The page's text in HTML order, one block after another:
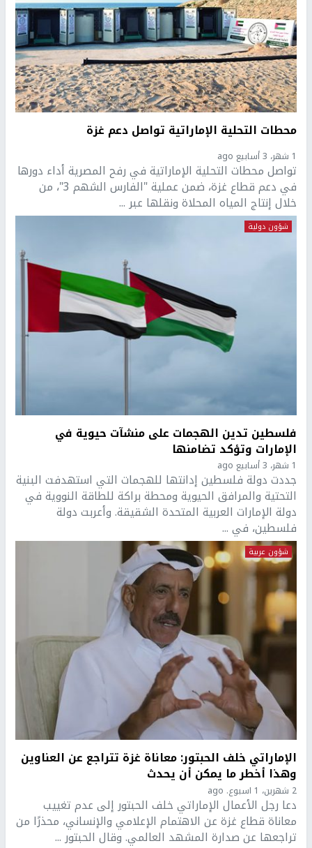
محطات التحلية الإماراتية تواصل دعم غزة
1 شهر، 3 أسابيع ago
تواصل محطات التحلية الإماراتية في رفح المصرية أداء دورها
في دعم قطاع غزة، ضمن عملية "الفارس الشهم 3"، من
خلال إنتاج المياه المحلاة ونقلها عبر ...
شؤون دولية
فلسطين تدين الهجمات على منشآت حيوية في
الإمارات وتؤكد تضامنها
1 شهر، 3 أسابيع ago
جددت دولة فلسطين إدانتها للهجمات التي استهدفت البنية
التحتية والمرافق الحيوية ومحطة براكة للطاقة النووية في
دولة الإمارات العربية المتحدة الشقيقة. وأعربت دولة
فلسطين، في ...
شؤون عربية
الإماراتي خلف الحبتور: معاناة غزة تتراجع عن العناوين
وهذا أخطر ما يمكن أن يحدث
2 شهرين، 1 اسبوع. ago
دعا رجل الأعمال الإماراتي خلف الحبتور إلى عدم تغييب
معاناة قطاع غزة عن الاهتمام الإعلامي والإنساني، محذرًا من
تراجعها عن صدارة المشهد العالمي. وقال الحبتور ...